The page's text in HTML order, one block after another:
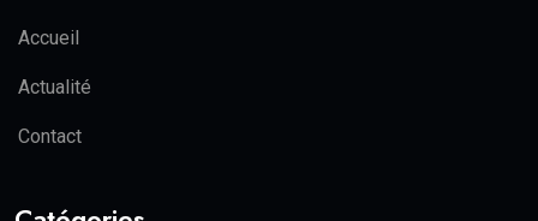
Accueil
Actualité
Contact